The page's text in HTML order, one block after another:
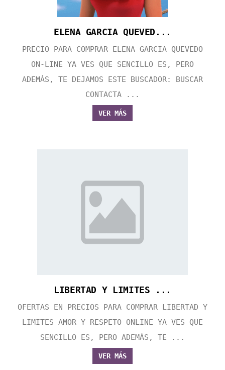
ELENA GARCIA QUEVED...
PRECIO PARA COMPRAR ELENA GARCIA QUEVEDO
ON-LINE YA VES QUE SENCILLO ES, PERO
ADEMÁS, TE DEJAMOS ESTE BUSCADOR: BUSCAR
CONTACTA ...
VER MÁS
LIBERTAD Y LIMITES ...
OFERTAS EN PRECIOS PARA COMPRAR LIBERTAD Y
LIMITES AMOR Y RESPETO ONLINE YA VES QUE
SENCILLO ES, PERO ADEMÁS, TE ...
VER MÁS